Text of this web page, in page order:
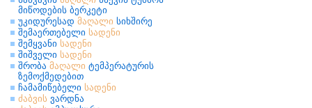
მიწოდების ბერკეტი
უკიდურესად მაღალი სიხშირე
შემაერთებელი სადენი
შემყვანი სადენი
შიშველი სადენი
შრობა მაღალი ტემპერატურის
ზემოქმედებით
ჩამამიწებელი სადენი
ძაბვის ვარდნა